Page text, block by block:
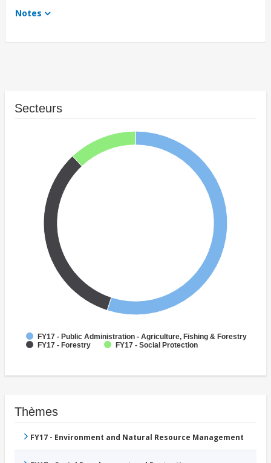
Notes
Secteurs
FY17 - Public Administration - Agriculture, Fishing & Forestry
FY17 - Forestry
FY17 - Social Protection
Thèmes
FY17 - Environment and Natural Resource Management